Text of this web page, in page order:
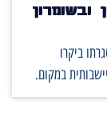
ובשומרון
ביקרו
במקום.